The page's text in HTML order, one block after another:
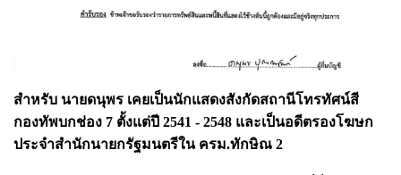
สำหรับ นายดนุพร เคยเป็นนักแสดงสังกัดสถานีโทรทัศน์สี
กองทัพบกช่อง 7 ตั้งแต่ปี 2541 - 2548 และเป็นอดีตรองโฆษก
ประจำสำนักนายกรัฐมนตรีใน ครม.ทักษิณ 2